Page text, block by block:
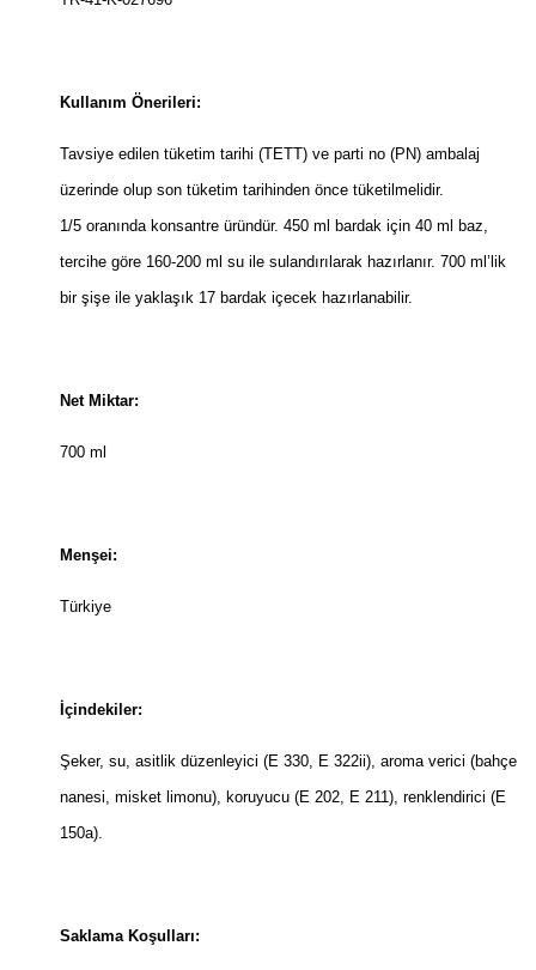
Kullanım Önerileri:
Tavsiye edilen tüketim tarihi (TETT) ve parti no (PN) ambalaj
üzerinde olup son tüketim tarihinden önce tüketilmelidir.
1/5 oranında konsantre üründür. 450 ml bardak için 40 ml baz,
tercihe göre 160-200 ml su ile sulandırılarak hazırlanır. 700 ml’lik
bir şişe ile yaklaşık 17 bardak içecek hazırlanabilir.
Net Miktar:
700 ml
Menşei:
Türkiye
İçindekiler:
Şeker, su, asitlik düzenleyici (E 330, E 322ii), aroma verici (bahçe
nanesi, misket limonu), koruyucu (E 202, E 211), renklendirici (E
150a).
Saklama Koşulları: